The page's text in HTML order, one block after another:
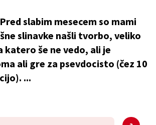
slabim mesecem so mami
slinavke našli tvorbo, veliko
katero še ne vedo, ali je
ali gre za psevdocisto (čez 10
...